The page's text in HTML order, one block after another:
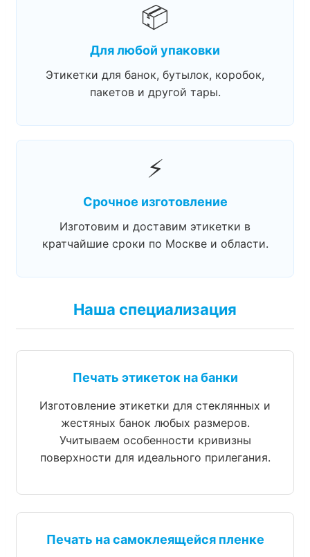
📦
Для любой упаковки
Этикетки для банок, бутылок, коробок,
пакетов и другой тары.
⚡
Срочное изготовление
Изготовим и доставим этикетки в
кратчайшие сроки по Москве и области.
Наша специализация
Печать этикеток на банки
Изготовление этикетки для стеклянных и
жестяных банок любых размеров.
Учитываем особенности кривизны
поверхности для идеального прилегания.
Печать на самоклеящейся пленке